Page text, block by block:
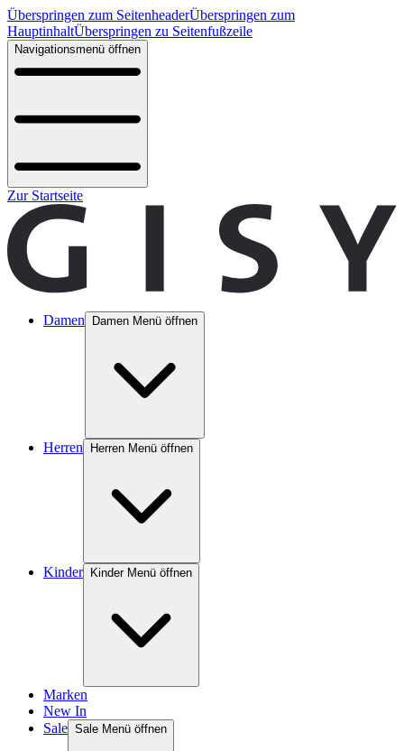
Überspringen zum SeitenheaderÜberspringen zum
HauptinhaltÜberspringen zu Seitenfußzeile
Navigationsmenü öffnen
Zur Startseite
Damen Damen Menü öffnen
Herren Herren Menü öffnen
Kinder Kinder Menü öffnen
Marken
New In
Sale Sale Menü öffnen